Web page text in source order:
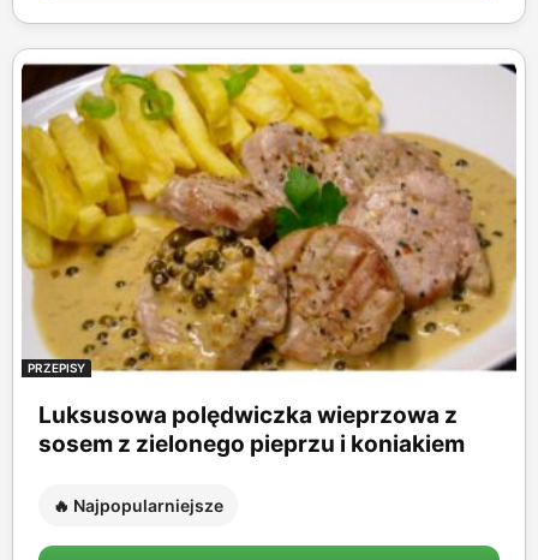
PRZEPISY
Luksusowa polędwiczka wieprzowa z
sosem z zielonego pieprzu i koniakiem
🔥 Najpopularniejsze